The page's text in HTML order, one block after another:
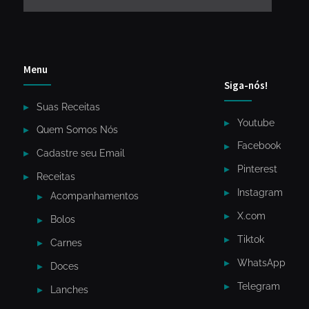
Menu
Suas Receitas
Quem Somos Nós
Cadastre seu Email
Receitas
Acompanhamentos
Bolos
Carnes
Doces
Lanches
Siga-nós!
Youtube
Facebook
Pinterest
Instagram
X.com
Tiktok
WhatsApp
Telegram